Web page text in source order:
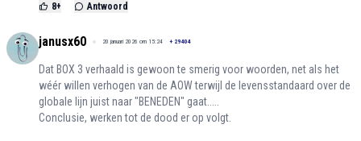
8+ Antwoord
janusx60 20 januari 2026 om 15:24 + 29404
Dat BOX 3 verhaald is gewoon te smerig voor woorden, net als het
wéér willen verhogen van de AOW terwijl de levensstandaard over de
globale lijn juist naar "BENEDEN" gaat.....
Conclusie, werken tot de dood er op volgt.